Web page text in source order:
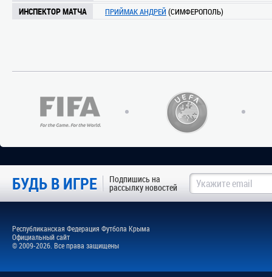
ИНСПЕКТОР МАТЧА ПРИЙМАК АНДРЕЙ (СИМФЕРОПОЛЬ)
БУДЬ В ИГРЕ Подпишись на
рассылку новостей
Республиканская Федерация Футбола Крыма
Официальный сайт
© 2009-2026. Все права защищены